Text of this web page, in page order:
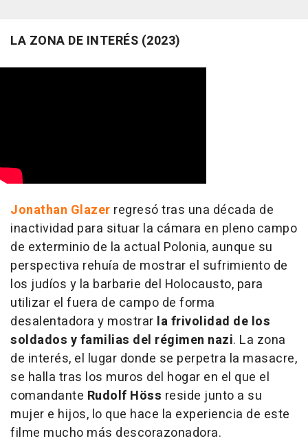
LA ZONA DE INTERÉS (2023)
Jonathan Glazer regresó tras una década de
inactividad para situar la cámara en pleno campo
de exterminio de la actual Polonia, aunque su
perspectiva rehuía de mostrar el sufrimiento de
los judíos y la barbarie del Holocausto, para
utilizar el fuera de campo de forma
desalentadora y mostrar la frivolidad de los
soldados y familias del régimen nazi. La zona
de interés, el lugar donde se perpetra la masacre,
se halla tras los muros del hogar en el que el
comandante Rudolf Höss reside junto a su
mujer e hijos, lo que hace la experiencia de este
filme mucho más descorazonadora.